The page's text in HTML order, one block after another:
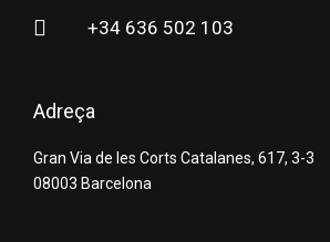
+34 636 502 103
Adreça
Gran Via de les Corts Catalanes, 617, 3-3
08003 Barcelona